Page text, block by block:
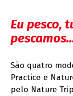
Eu pesco,
São quatro
Practice e
pelo Nature